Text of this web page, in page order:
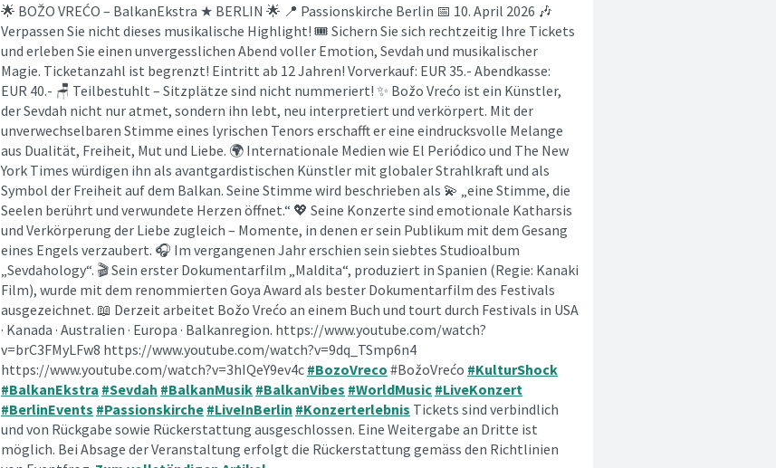
🌟 BOŽO VREĆO – BalkanEkstra ★ BERLIN 🌟 📍 Passionskirche Berlin 📅 10. April 2026 🎶
Verpassen Sie nicht dieses musikalische Highlight! 🎟️ Sichern Sie sich rechtzeitig Ihre Tickets
und erleben Sie einen unvergesslichen Abend voller Emotion, Sevdah und musikalischer
Magie. Ticketanzahl ist begrenzt! Eintritt ab 12 Jahren! Vorverkauf: EUR 35.- Abendkasse:
EUR 40.- 🪑 Teilbestuhlt – Sitzplätze sind nicht nummeriert! ✨ Božo Vrećo ist ein Künstler,
der Sevdah nicht nur atmet, sondern ihn lebt, neu interpretiert und verkörpert. Mit der
unverwechselbaren Stimme eines lyrischen Tenors erschafft er eine eindrucksvolle Melange
aus Dualität, Freiheit, Mut und Liebe. 🌍 Internationale Medien wie El Periódico und The New
York Times würdigen ihn als avantgardistischen Künstler mit globaler Strahlkraft und als
Symbol der Freiheit auf dem Balkan. Seine Stimme wird beschrieben als 💫 „eine Stimme, die
Seelen berührt und verwundete Herzen öffnet.“ 💖 Seine Konzerte sind emotionale Katharsis
und Verkörperung der Liebe zugleich – Momente, in denen er sein Publikum mit dem Gesang
eines Engels verzaubert. 🎧 Im vergangenen Jahr erschien sein siebtes Studioalbum
„Sevdahology“. 🎬 Sein erster Dokumentarfilm „Maldita“, produziert in Spanien (Regie: Kanaki
Film), wurde mit dem renommierten Goya Award als bester Dokumentarfilm des Festivals
ausgezeichnet. 📖 Derzeit arbeitet Božo Vrećo an einem Buch und tourt durch Festivals in USA
· Kanada · Australien · Europa · Balkanregion. https://www.youtube.com/watch?
v=brC3FMyLFw8 https://www.youtube.com/watch?v=9dq_TSmp6n4
https://www.youtube.com/watch?v=3hIQeY9ev4c #BozoVreco #BožoVrećo #KulturShock
#BalkanEkstra #Sevdah #BalkanMusik #BalkanVibes #WorldMusic #LiveKonzert
#BerlinEvents #Passionskirche #LiveInBerlin #Konzerterlebnis Tickets sind verbindlich
und von Rückgabe sowie Rückerstattung ausgeschlossen. Eine Weitergabe an Dritte ist
möglich. Bei Absage der Veranstaltung erfolgt die Rückerstattung gemäss den Richtlinien